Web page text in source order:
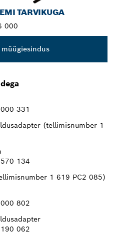
TARVIKUGA
000
müügiesindus
331
(tellimisnumber 1
134
1 619 PC2 085)
802
062